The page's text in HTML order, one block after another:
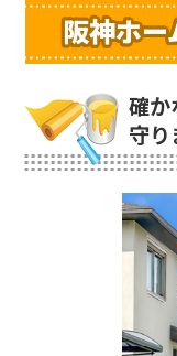
阪神ホー
確か
守